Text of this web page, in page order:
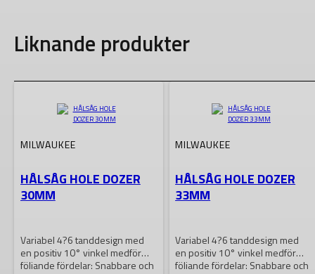
Liknande produkter
MILWAUKEE
HÅLSÅG HOLE DOZER
30MM
Variabel 4?6 tanddesign med
en positiv 10° vinkel medför
följande fördelar: Snabbare och
MILWAUKEE
HÅLSÅG HOLE DOZER
33MM
Variabel 4?6 tanddesign med
en positiv 10° vinkel medför
följande fördelar: Snabbare och